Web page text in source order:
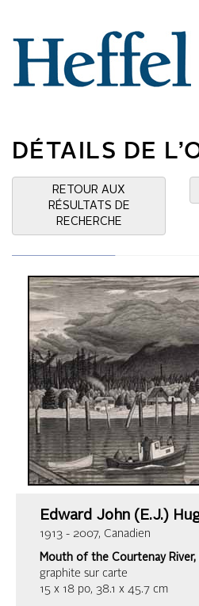
DÉTAILS DE
RETOUR AUX
RÉSULTATS DE
RECHERCHE
Edward John (E.J.)
1913 - 2007, Canadien
Mouth of the Courtenay River,
graphite sur carte
15 x 18 po, 38.1 x 45.7 cm